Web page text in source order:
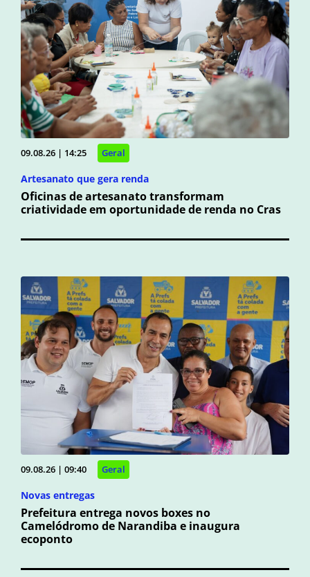
09.08.26 | 14:25 Geral
Artesanato que gera renda
Oficinas de artesanato transformam
criatividade em oportunidade de renda no Cras
09.08.26 | 09:40 Geral
Novas entregas
Prefeitura entrega novos boxes no
Camelódromo de Narandiba e inaugura
ecoponto